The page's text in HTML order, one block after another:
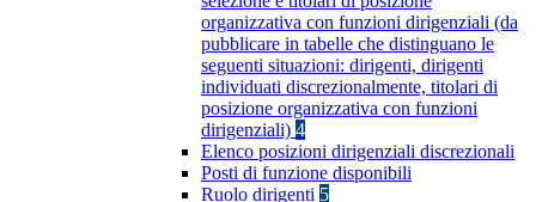
organizzativa con funzioni dirigenziali (da
pubblicare in tabelle che distinguano le
seguenti situazioni: dirigenti, dirigenti
individuati discrezionalmente, titolari di
posizione organizzativa con funzioni
dirigenziali) 4
Elenco posizioni dirigenziali discrezionali
Posti di funzione disponibili
Ruolo dirigenti 5